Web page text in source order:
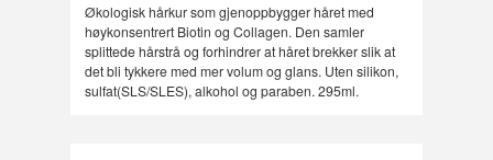
Økologisk hårkur som gjenoppbygger håret med
høykonsentrert Biotin og Collagen. Den samler
splittede hårstrå og forhindrer at håret brekker slik at
det bli tykkere med mer volum og glans. Uten silikon,
sulfat(SLS/SLES), alkohol og paraben. 295ml.